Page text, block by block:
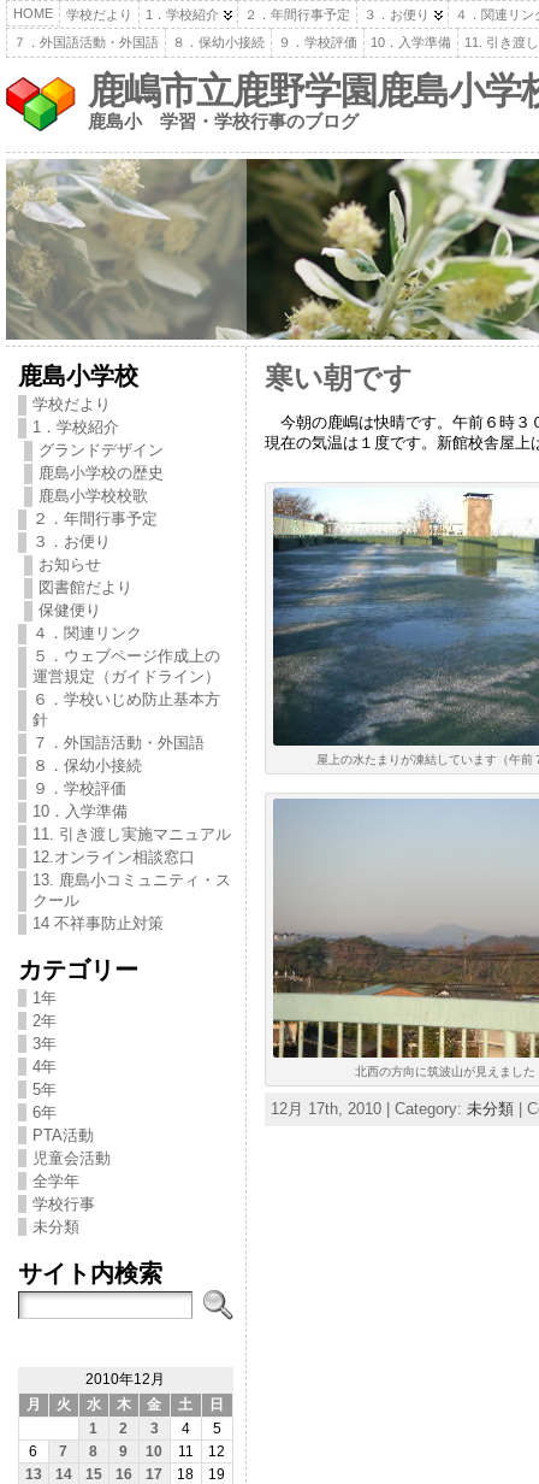
HOME 学校だより 1．学校紹介 ２．年間行事予定 ３．お便り
４．関連リン
７．外国語活動・外国語
８．保幼小接続 ９．学校評価 10．入学準備 11. 引き渡
鹿嶋市立鹿野学園鹿島小学
鹿島小 学習・学校行事のブログ
鹿島小学校
学校だより
1．学校紹介
グランドデザイン
鹿島小学校の歴史
鹿島小学校校歌
２．年間行事予定
３．お便り
お知らせ
図書館だより
保健便り
４．関連リンク
５．ウェブページ作成上の
運営規定（ガイドライン）
６．学校いじめ防止基本方
針
７．外国語活動・外国語
８．保幼小接続
９．学校評価
10．入学準備
11. 引き渡し実施マニュアル
12.オンライン相談窓口
13. 鹿島小コミュニティ・ス
クール
14 不祥事防止対策
カテゴリー
1年
2年
3年
4年
5年
6年
PTA活動
児童会活動
全学年
学校行事
未分類
サイト内検索
2010年12月
月
火 水 木 金 土 日
1 2 3 4
5
6
7 8 9 10 11
12
13
14 15 16 17 18
19
寒い朝です
今朝の鹿嶋は快晴です。午前６時３
現在の気温は１度です。新館校舎屋
屋上の水たまりが凍結しています（午前
北西の方向に筑波山が見えました
12月 17th, 2010 | Category: 未分類|